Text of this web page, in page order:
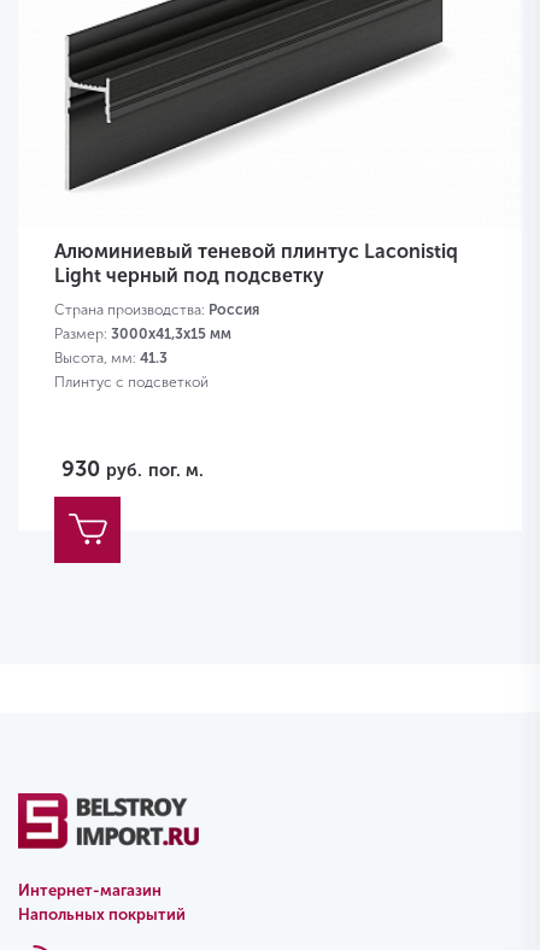
Алюминиевый теневой плинтус Laconistiq
Light черный под подсветку
Страна производства: Россия
Размер: 3000x41,3x15 мм
Высота, мм: 41.3
Плинтус с подсветкой
930 руб. пог. м.
Интернет-магазин
Напольных покрытий